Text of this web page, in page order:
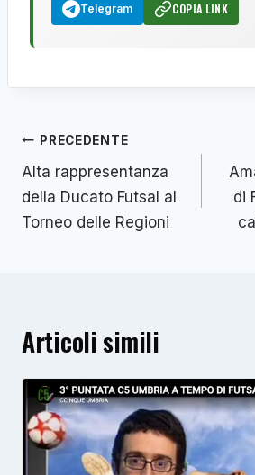
Telegram COPIA LINK
Navigazione
articoli
PRECEDENTE
Alta rappresentanza
della Ducato Futsal al
Torneo delle Regioni
di
Articoli simili